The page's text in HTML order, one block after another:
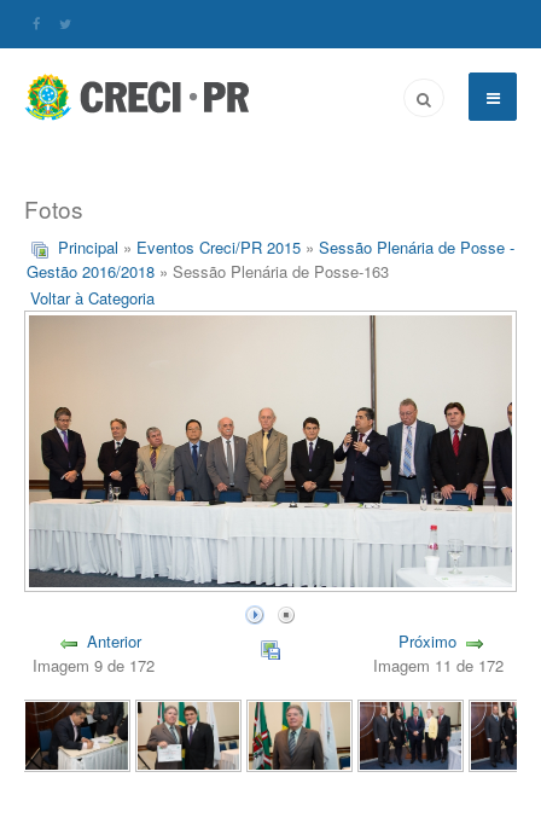
Fotos
Principal » Eventos Creci/PR 2015 » Sessão Plenária de Posse -
Gestão 2016/2018 » Sessão Plenária de Posse-163
Voltar à Categoria
Anterior
Imagem 9 de 172
Próximo
Imagem 11 de 172